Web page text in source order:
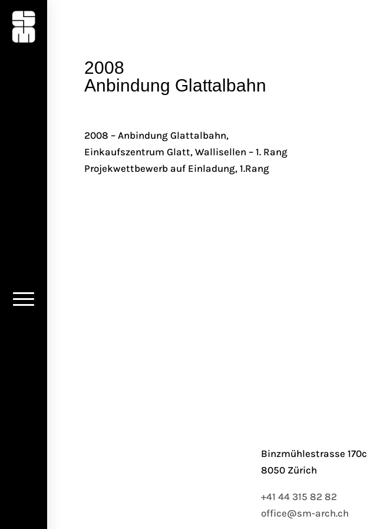
2008
Anbindung Glattalbahn
2008 – Anbindung Glattalbahn,
Einkaufszentrum Glatt, Wallisellen – 1. Rang
Projekwettbewerb auf Einladung, 1.Rang
Binzmühlestrasse 170c
8050 Zürich
+41 44 315 82 82
office@sm-arch.ch